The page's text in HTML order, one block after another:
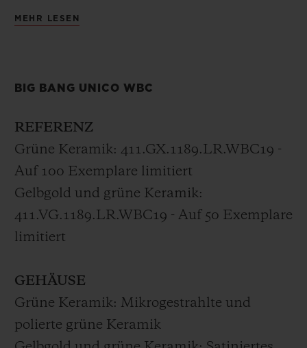
Keramikgehäuse mit einem mattschwarzen
18k Gold in das grüne Keramikgehäuse
Alle Boxchampions erhielten die Big Bang
Unico WBC mit dem grünen
Keramikgehäuse als Geschenk.
MEHR LESEN
BIG BANG UNICO WBC
REFERENZ
Grüne Keramik: 411.GX.1189.LR.WBC19 -
Auf 100 Exemplare limitiert
Gelbgold und grüne Keramik:
411.VG.1189.LR.WBC19 - Auf 50 Exemplare
limitiert
GEHÄUSE
Grüne Keramik: Mikrogestrahlte und
polierte grüne Keramik